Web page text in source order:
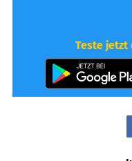
Teste jetzt